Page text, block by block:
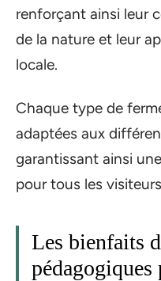
renforçant ainsi leur
de la nature et leur
locale.
Chaque type de
adaptées aux
garantissant ainsi
pour tous les
Les bienfaits
pédagogiques